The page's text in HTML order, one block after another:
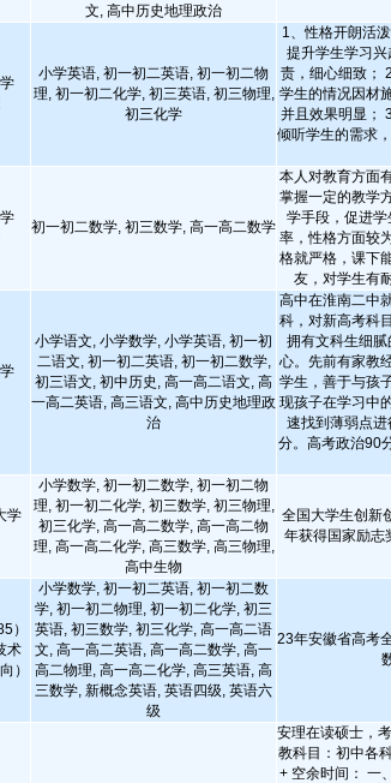
文, 高中历史地理政治
小学英语, 初一初二英语, 初一初二物
理, 初一初二化学, 初三英语, 初三物理,
初三化学
1、性格开朗活
提升学生学习
责，细心细致；
学生的情况因材
并且效果明显；
倾听学生的需求
初一初二数学, 初三数学, 高一高二数学
本人对教育方面
掌握一定的教学
学手段，促进
率，性格方面较
格就严格，课下
友，对学生有
小学语文, 小学数学, 小学英语, 初一初
二语文, 初一初二英语, 初一初二数学,
初三语文, 初中历史, 高一高二语文, 高
一高二英语, 高三语文, 高中历史地理政
治
高中在淮南二中
科，对新高考科
拥有文科生细
心。先前有家教
学生，善于与孩
现孩子在学习中
速找到薄弱点
分。高考政治90
学
小学数学, 初一初二数学, 初一初二物
理, 初一初二化学, 初三数学, 初三物理,
初三化学, 高一高二数学, 高一高二物
理, 高一高二化学, 高三数学, 高三物理,
高中生物
全国大学生创新
年获得国家励志
）
术
）
小学数学, 初一初二英语, 初一初二数
学, 初一初二物理, 初一初二化学, 初三
英语, 初三数学, 初三化学, 高一高二语
文, 高一高二英语, 高一高二数学, 高一
高二物理, 高一高二化学, 高三英语, 高
三数学, 新概念英语, 英语四级, 英语六
级
23年安徽省高考
安理在读硕士，
教科目：初中各
+ 空余时间： 一